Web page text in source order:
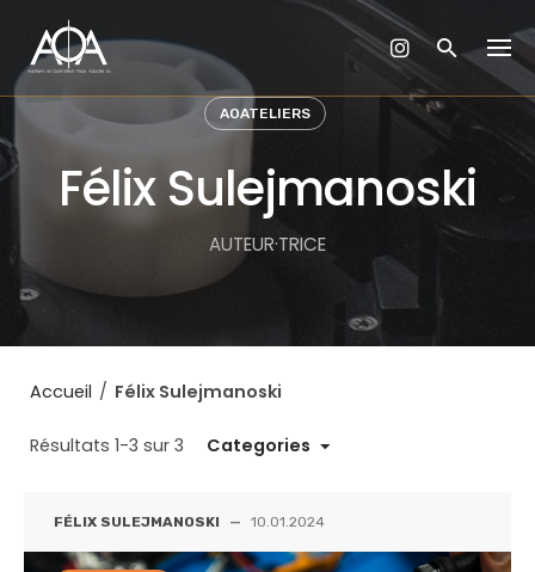
content
AOATELIERS
Félix Sulejmanoski
AUTEUR·TRICE
Accueil / Félix Sulejmanoski
Résultats 1-3 sur 3 Categories
FÉLIX SULEJMANOSKI — 10.01.2024